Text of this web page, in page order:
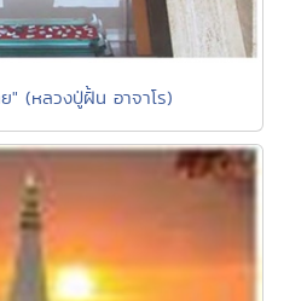
" (หลวงปู่ฝั้น อาจาโร)